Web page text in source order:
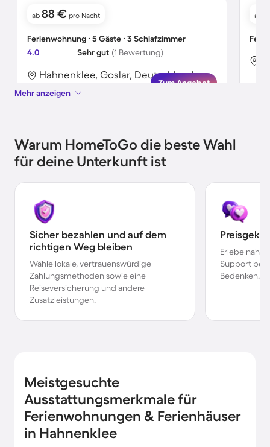
ab 88 € pro Nacht
Ferienwohnung ∙ 5 Gäste ∙ 3 Schlafzimmer
4.0
Sehr gut (1 Bewertung)
Hahnenklee, Goslar, Deutschland
Zum Angebot
ab
Mehr anzeigen
Warum HomeToGo die beste Wahl
für deine Unterkunft ist
Sicher bezahlen und auf dem
richtigen Weg bleiben
Wähle lokale, vertrauenswürdige
Zahlungsmethoden sowie eine
Reiseversicherung und andere
Zusatzleistungen.
Erlebe
Support bei
Bedenken.
Meistgesuchte
Ausstattungsmerkmale für
Ferienwohnungen & Ferienhäuser
in Hahnenklee